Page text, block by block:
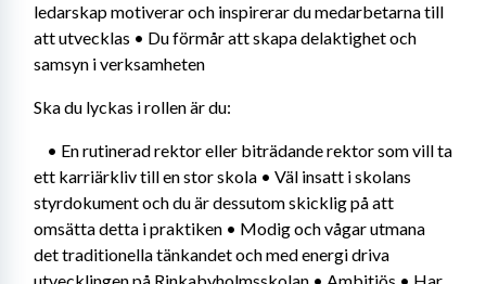
ledarskap motiverar och inspirerar du medarbetarna till
att utvecklas • Du förmår att skapa delaktighet och
samsyn i verksamheten
Ska du lyckas i rollen är du:
ett karriärkliv till en stor skola • Väl insatt i skolans
styrdokument och du är dessutom skicklig på att
omsätta detta i praktiken • Modig och vågar utmana
det traditionella tänkandet och med energi driva